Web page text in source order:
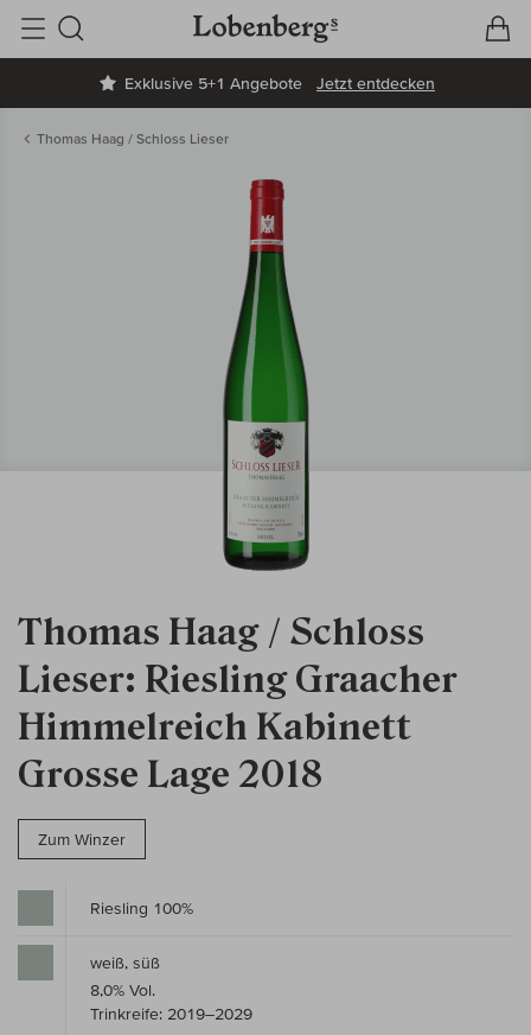
Exklusive 5+1 Angebote Jetzt entdecken
Suche
Thomas Haag / Schloss Lieser
Thomas Haag / Schloss
Lieser: Riesling Graacher
Himmelreich Kabinett
Grosse Lage 2018
Zum Winzer
Riesling 100%
weiß, süß
8,0% Vol.
Trinkreife: 2019–2029